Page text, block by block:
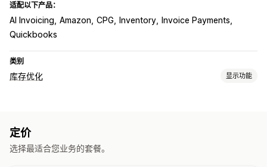
适配以下产品：
AI Invoicing Amazon CPG Inventory
Invoice Payments
Quickbooks
类别
库存优化 显示功能
实时更新
AI 优化 工作流程自动化
定价
选择最适合您业务的套餐。